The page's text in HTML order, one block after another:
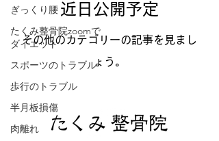
ぎっくり腰
たくみ整骨院zoomで
ダイエット
スポーツのトラブル
歩行のトラブル
半月板損傷
肉離れ
近日公開予定
その他のカテゴリーの記事を見まし
ょう。